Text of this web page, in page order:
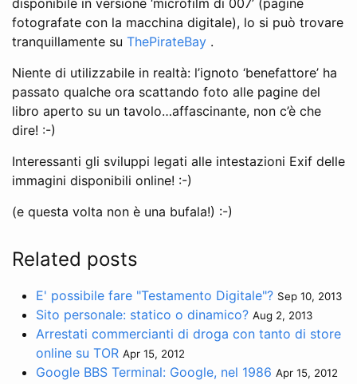
fotografate con la macchina digitale), lo si può trovare
tranquillamente su ThePirateBay .
Niente di utilizzabile in realtà: l’ignoto ‘benefattore’ ha
passato qualche ora scattando foto alle pagine del
libro aperto su un tavolo…affascinante, non c’è che
dire! :-)
Interessanti gli sviluppi legati alle intestazioni Exif delle
immagini disponibili online! :-)
(e questa volta non è una bufala!) :-)
Related posts
E' possibile fare "Testamento Digitale"? Sep 10, 2013
Sito personale: statico o dinamico? Aug 2, 2013
Arrestati commercianti di droga con tanto di store
online su TOR Apr 15, 2012
Google BBS Terminal: Google, nel 1986 Apr 15, 2012